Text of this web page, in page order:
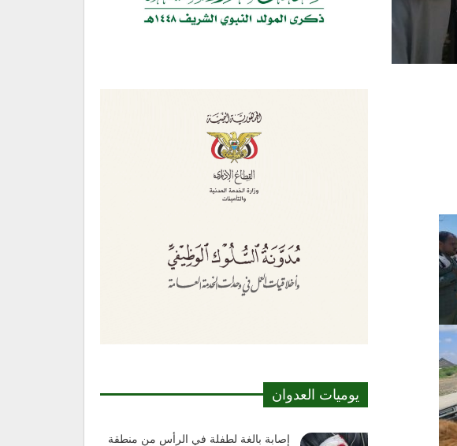
يوميات العدوان
إصابة بالغة لطفلة في الرأس من منطقة